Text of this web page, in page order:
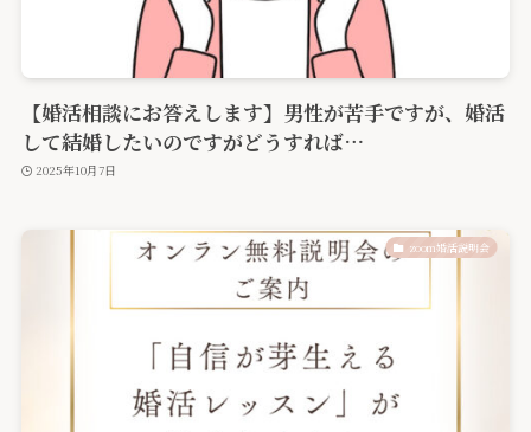
【婚活相談にお答えします】男性が苦手ですが、婚活
して結婚したいのですがどうすれば…
2025年10月7日
zoom婚活説明会